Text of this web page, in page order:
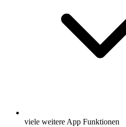
viele weitere App Funktionen